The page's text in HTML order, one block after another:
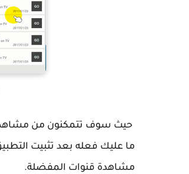
ما عليك فعله بعد تثبيت
مشاهدة قنوات المفضلة.